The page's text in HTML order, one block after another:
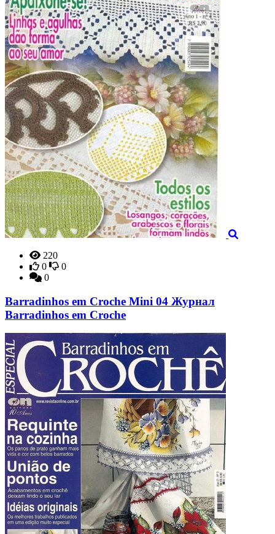
220
0
0
0
Barradinhos em Croche Mini 04 Журнал
Barradinhos em Croche